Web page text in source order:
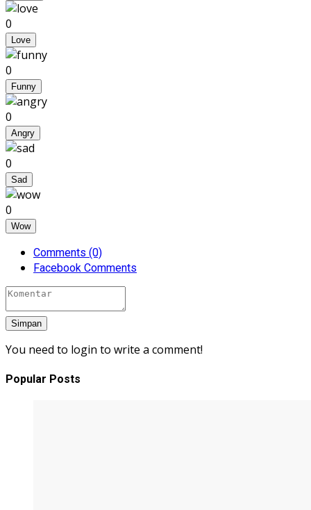
0
Love
0
Funny
0
Angry
0
Sad
0
Wow
Comments (0)
Facebook Comments
Simpan
You need to login to write a comment!
Popular Posts